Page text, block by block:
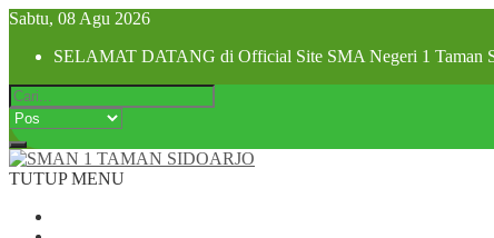
Sabtu, 08 Agu 2026
SELAMAT DATANG di Official Site SMA Negeri 1 Taman
TUTUP MENU